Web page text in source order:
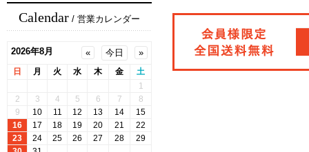
Calendar / 営業カレンダー